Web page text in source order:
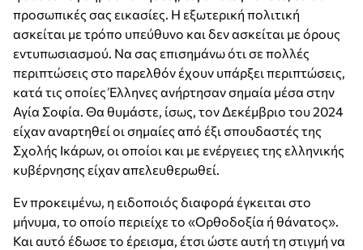
προσωπικές σας εικασίες. Η εξωτερική πολιτική
ασκείται με τρόπο υπεύθυνο και δεν ασκείται με όρους
εντυπωσιασμού. Να σας επισημάνω ότι σε πολλές
περιπτώσεις στο παρελθόν έχουν υπάρξει περιπτώσεις,
κατά τις οποίες Έλληνες ανήρτησαν σημαία μέσα στην
Αγία Σοφία. Θα θυμάστε, ίσως, τον Δεκέμβριο του 2024
είχαν αναρτηθεί οι σημαίες από έξι σπουδαστές της
Σχολής Ικάρων, οι οποίοι και με ενέργειες της ελληνικής
κυβέρνησης είχαν απελευθερωθεί.
Εν προκειμένω, η ειδοποιός διαφορά έγκειται στο
μήνυμα, το οποίο περιείχε το «Ορθοδοξία ή θάνατος».
Και αυτό έδωσε το έρεισμα, έτσι ώστε αυτή τη στιγμή να